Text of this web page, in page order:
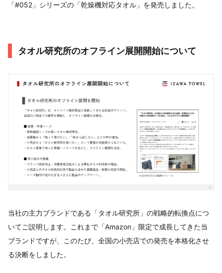
「#052」シリーズの「乾燥機対応タオル」を発売しました。
タオル研究所のオフライン展開開始について
当社の主力ブランドである「タオル研究所」の戦略的転換点につ
いてご説明します。これまで「Amazon」限定で成長してきた当
ブランドですが、このたび、全国の小売店での発売を本格化させ
る決断をしました。